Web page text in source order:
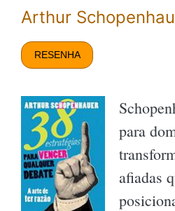
Arthur
RESENHA
para
afiadas